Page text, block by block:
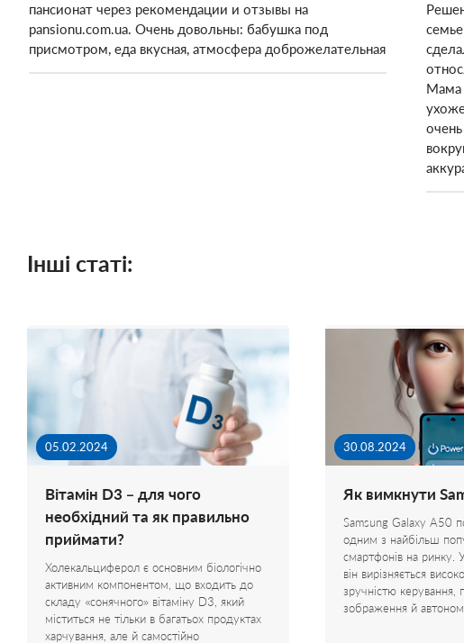
пансионат через рекомендации и отзывы на
pansionu.com.ua. Очень довольны: бабушка под
присмотром, еда вкусная, атмосфера доброжелательная
Мама
Інші статі:
05.02.2024
Вітамін D3 – для чого
необхідний та як правильно
приймати?
Холекальциферол є основним біологічно
активним компонентом, що входить до
складу «сонячного» вітаміну D3, який
міститься не тільки в багатьох продуктах
харчування, але й самостійно
30.08.2024
Як вимкнути
Samsung Galaxy A50
одним з найбільш
смартфонів на ринку.
він вирізняється
зручністю
зображення й